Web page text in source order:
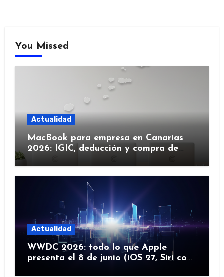
You Missed
Actualidad
MacBook para empresa en Canarias
2026: IGIC, deducción y compra de
Actualidad
WWDC 2026: todo lo que Apple
presenta el 8 de junio (iOS 27, Siri con